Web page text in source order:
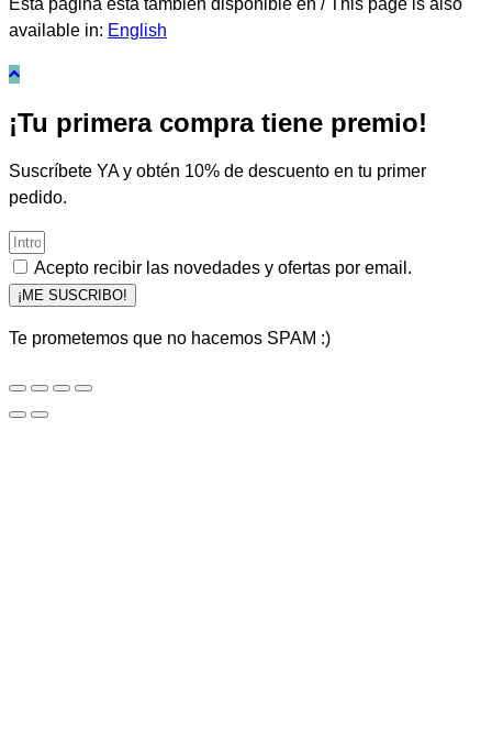
Esta página está también disponible en / This page is also
available in: English
¡Tu primera compra tiene premio!
Suscríbete YA y obtén 10% de descuento en tu primer
pedido.
Acepto recibir las novedades y ofertas por email.
¡ME SUSCRIBO!
Te prometemos que no hacemos SPAM :)